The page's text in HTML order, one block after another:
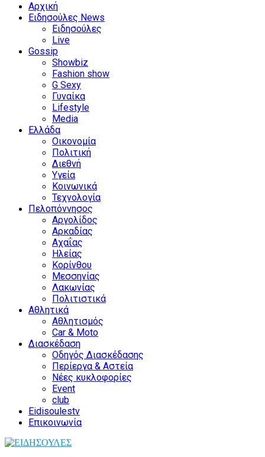
Αρχική
Ειδησούλες News
Ειδησούλες
Live
Gossip
Showbiz
Fashion show
G Sexy
Γυναίκα
Lifestyle
Media
Ελλάδα
Οικονομία
Πολιτική
Διεθνή
Υγεία
Κοινωνικά
Τεχνολογία
Πελοπόννησος
Αργολίδος
Αρκαδίας
Αχαΐας
Ηλείας
Κορίνθου
Μεσσηνίας
Λακωνίας
Πολιτιστικά
Αθλητικά
Αθλητισμός
Car & Moto
Διασκέδαση
Οδηγός Διασκέδασης
Περίεργα & Αστεία
Νέες κυκλοφορίες
Event
club
Eidisoulestv
Επικοινωνία